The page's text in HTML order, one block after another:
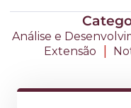
Análise e
Extensão |